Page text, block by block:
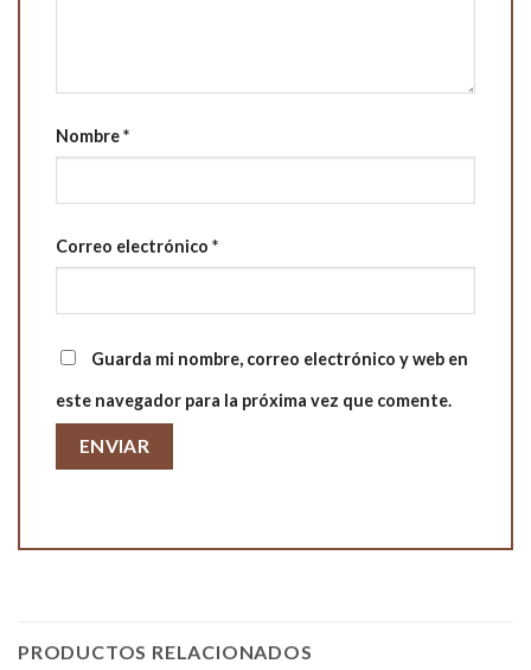
Nombre*
Correo electrónico *
Guarda mi nombre, correo electrónico y web en
este navegador para la próxima vez que comente.
PRODUCTOS RELACIONADOS